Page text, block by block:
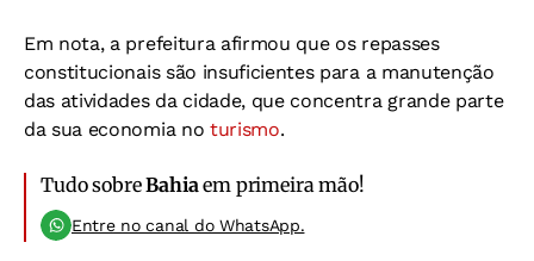
Em nota, a prefeitura afirmou que os repasses
constitucionais são insuficientes para a manutenção
das atividades da cidade, que concentra grande parte
da sua economia no turismo.
Tudo sobreBahiaem primeira mão!
Entre no canal do WhatsApp.